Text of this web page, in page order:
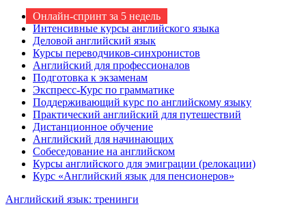
Онлайн-спринт за 5 недель
Интенсивные курсы английского языка
Деловой английский язык
Курсы переводчиков-синхронистов
Английский для профессионалов
Подготовка к экзаменам
Экспресс-Курс по грамматике
Поддерживающий курс по английскому языку
Практический английский для путешествий
Дистанционное обучение
Английский для начинающих
Собеседование на английском
Курсы английского для эмиграции (релокации)
Курс «Английский язык для пенсионеров»
Английский язык: тренинги